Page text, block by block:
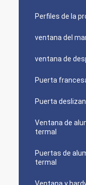
Perfiles de la
ventana del
ventana de
Puerta
Puerta
Ventana de
termal
Puertas de
termal